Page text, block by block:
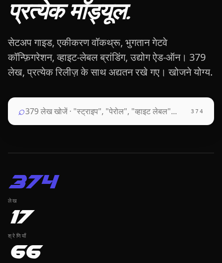
प्रत्येक मॉड्यूल.
सेटअप गाइड, एकीकरण वॉकथ्रू, भुगतान गेटवे
कॉन्फ़िगरेशन, व्हाइट-लेबल ब्रांडिंग, उद्योग ऐड-ऑन। 379
लेख, प्रत्येक रिलीज़ के साथ अद्यतन रखे गए। खोजने योग्य.
⌕ 374
374
लेख
17
श्रेणियाँ
66